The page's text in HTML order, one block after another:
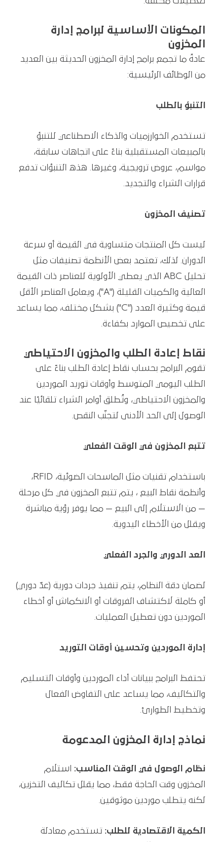
المكونات الأساسية لبرامج إدارة
المخزون
عادةً ما تجمع برامج إدارة المخزون الحديثة بين العديد
من الوظائف الرئيسية:
التنبؤ بالطلب
تستخدم الخوارزميات والذكاء الاصطناعي للتنبؤ
بالمبيعات المستقبلية بناءً على اتجاهات سابقة،
مواسم، عروض ترويجية، وغيرها. هذه التنبؤات تدفع
قرارات الشراء والتجديد.
تصنيف المخزون
ليست كل المنتجات متساوية في القيمة أو سرعة
الدوران. لذلك، تعتمد بعض الأنظمة تصنيفات مثل
تحليل ABC الذي يعطي الأولوية للعناصر ذات القيمة
العالية والكميات القليلة ("A")، ويعامل العناصر الأقل
قيمة وكثيرة العدد ("C") بشكل مختلف، مما يساعد
على تخصيص الموارد بكفاءة.
نقاط إعادة الطلب والمخزون الاحتياطي
تقوم البرامج بحساب نقاط إعادة الطلب بناءً على
الطلب اليومي المتوسط وأوقات توريد الموردين
والمخزون الاحتياطي، وتُطلق أوامر الشراء تلقائيًا عند
الوصول إلى الحد الأدنى لتجنّب النقص.
تتبع المخزون في الوقت الفعلي
باستخدام تقنيات مثل الماسحات الضوئية، RFID،
وأنظمة نقاط البيع ، يتم تتبع المخزون في كل مرحلة
— من الاستلام إلى البيع — مما يوفر رؤية مباشرة
ويقلل من الأخطاء اليدوية.
العد الدوري والجرد الفعلي
لضمان دقة النظام، يتم تنفيذ جردات دورية (عدّ دوري)
أو كاملة لاكتشاف الفروقات أو الانكماش أو أخطاء
الموردين دون تعطيل العمليات.
إدارة الموردين وتحسين أوقات التوريد
تحتفظ البرامج ببيانات أداء الموردين وأوقات التسليم
والتكاليف، مما يساعد على التفاوض الفعال
وتخطيط الطوارئ.
نماذج إدارة المخزون المدعومة
نظام الوصول في الوقت المناسب: استلام
المخزون وقت الحاجة فقط، مما يقلل تكاليف التخزين،
لكنه يتطلب موردين موثوقين.
الكمية الاقتصادية للطلب: تستخدم معادلة